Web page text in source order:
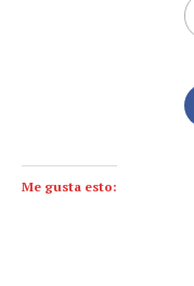
Me gusta esto: